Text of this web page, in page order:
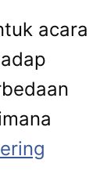
acara